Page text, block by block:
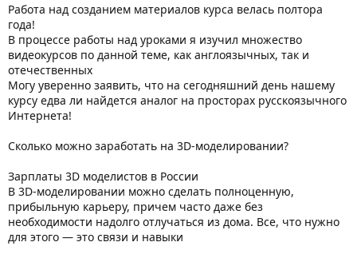
Работа над созданием материалов курса велась полтора
года!
В процессе работы над уроками я изучил множество
видеокурсов по данной теме, как англоязычных, так и
отечественных
Могу уверенно заявить, что на сегодняшний день нашему
курсу едва ли найдется аналог на просторах русскоязычного
Интернета!
Сколько можно заработать на 3D-моделировании?
Зарплаты 3D моделистов в России
В 3D-моделировании можно сделать полноценную,
прибыльную карьеру, причем часто даже без
необходимости надолго отлучаться из дома. Все, что нужно
для этого — это связи и навыки